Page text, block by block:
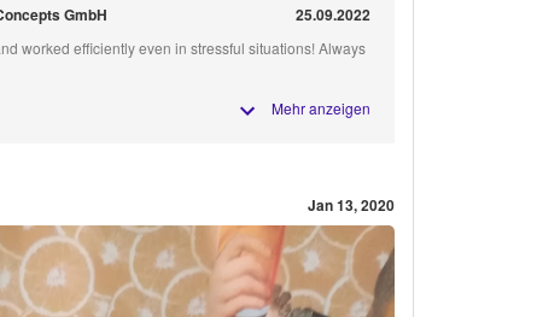
GmbH 25.09.2022
worked efficiently even in stressful situations! Always
Mehr anzeigen
Jan 13, 2020